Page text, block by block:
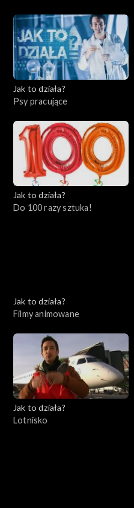
Jak to działa?
Psy pracujące
Jak to działa?
Do 100 razy sztuka!
Jak to działa?
Filmy animowane
Jak to działa?
Lotnisko